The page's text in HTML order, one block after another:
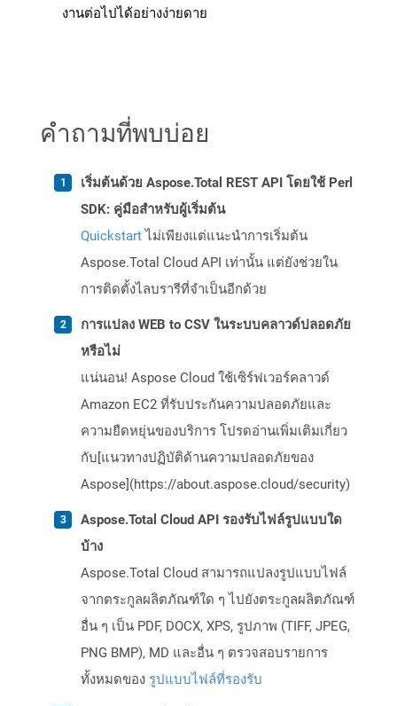
งานต่อไปได้อย่างง่ายดาย
คำถามที่พบบ่อย
เริ่มต้นด้วย Aspose.Total REST API โดยใช้ Perl
SDK: คู่มือสำหรับผู้เริ่มต้น
Quickstartไม่เพียงแต่แนะนำการเริ่มต้น
Aspose.Total Cloud API เท่านั้น แต่ยังช่วยใน
การติดตั้งไลบรารีที่จำเป็นอีกด้วย
การแปลง WEB to CSV ในระบบคลาวด์ปลอดภัย
หรือไม่
แน่นอน! Aspose Cloud ใช้เซิร์ฟเวอร์คลาวด์
Amazon EC2 ที่รับประกันความปลอดภัยและ
ความยืดหยุ่นของบริการ โปรดอ่านเพิ่มเติมเกี่ยว
กับ[แนวทางปฏิบัติด้านความปลอดภัยของ
Aspose](https://about.aspose.cloud/security)
Aspose.Total Cloud API รองรับไฟล์รูปแบบใด
บ้าง
Aspose.Total Cloud สามารถแปลงรูปแบบไฟล์
จากตระกูลผลิตภัณฑ์ใด ๆ ไปยังตระกูลผลิตภัณฑ์
อื่น ๆ เป็น PDF, DOCX, XPS, รูปภาพ (TIFF, JPEG,
PNG BMP), MD และอื่น ๆ ตรวจสอบรายการ
ทั้งหมดของ รูปแบบไฟล์ที่รองรับ